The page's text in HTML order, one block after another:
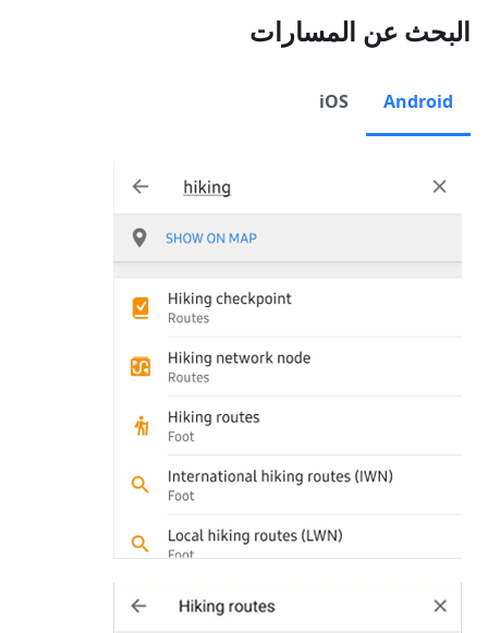
البحث عن المسارات
Android
iOS